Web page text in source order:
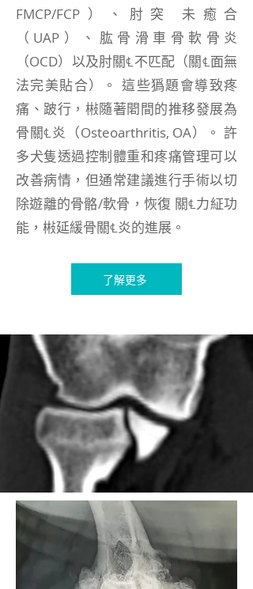
FMCP/FCP）、肘突 未癒合
（UAP）、肱骨滑車骨軟骨炎
（OCD）以及肘關℄不匹配（關℄面無
法完美貼合）。 這些㺔題會導致疼
痛、跛行，㪔隨著䦒間的推移發展為
骨關℄炎（Osteoarthritis, OA）。 許
多犬隻透過控制體重和疼痛管理可以
改善病情，但通常建議進行手術以切
除遊離的骨骼/軟骨，恢復 關℄力䋊功
能，㪔延緩骨關℄炎的進展。
了解更多